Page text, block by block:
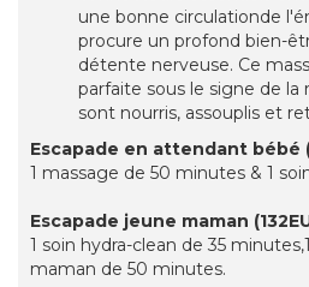
une bonne circulationde
procure un profond bien-
détente nerveuse. Ce
parfaite sous le signe de la
sont nourris, assouplis et
Escapade en attendant bébé
1 massage de 50 minutes & 1
Escapade jeune maman
1 soin hydra-clean de 35
maman de 50 minutes.